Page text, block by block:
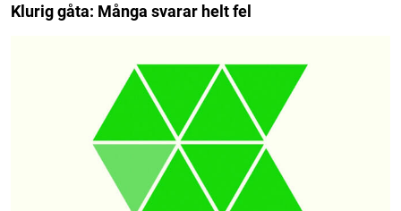
Klurig gåta: Många svarar helt fel